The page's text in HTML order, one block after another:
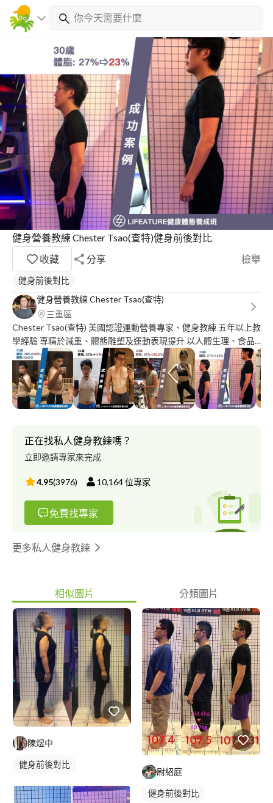
健身營養教練 Chester Tsao(查特)健身前後對比
收藏
分享 檢舉
健身前後對比
健身營養教練 Chester Tsao(查特)
三重區
Chester Tsao(查特) 美國認證運動營養專家、健身教練 五年以上教
學經驗 專精於減重、體態雕塑及運動表現提升 以人體生理、食品
營養及運動科學為基礎 教導健康的飲食方式 正確的運動觀念 不使
用代餐等產品或極端飲食法 協助人們擁有健康的體態！ 服務內
容： ＊現場健身訓練(一對一、一對多) ＊到府健身訓練(一對一、
一對多) ＊線上健身訓練(一對一、一對多) ＊TRX、肌力、體能團
課 ＊運動營養飲食規劃 我無法改變您的高度，但我可以改變您的
正在找私人健身教練嗎？
立即邀請專家來完成
4.95(3976) 10,164位專家
免費找專家
更多私人健身教練
相似圖片 分類圖片
陳煜中
健身前後對比
尉紹庭
健身前後對比